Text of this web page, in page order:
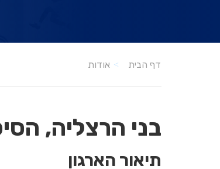
דף הבית אודות
בני הרצליה,
תיאור הארגון